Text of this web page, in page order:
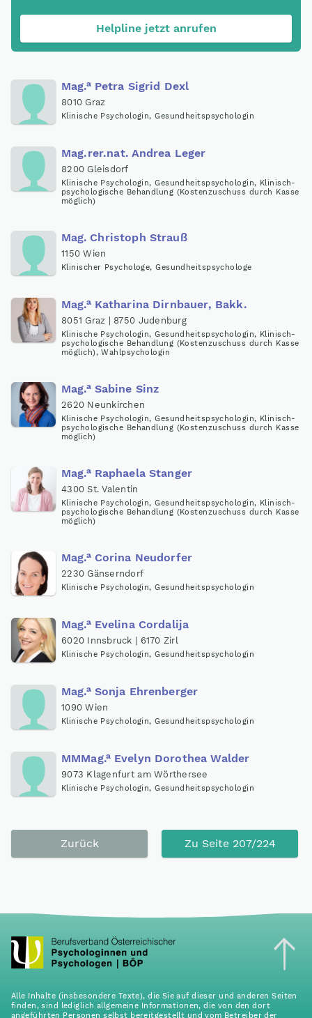
Helpline jetzt anrufen
Mag.aPetra Sigrid Dexl
8010 Graz
Klinische Psychologin, Gesundheitspsychologin
Mag.rer.nat.Andrea Leger
8200 Gleisdorf
Klinische Psychologin, Gesundheitspsychologin, Klinisch-
psychologische Behandlung (Kostenzuschuss durch Kasse
möglich)
Mag. Christoph Strauß
1150 Wien
Klinischer Psychologe, Gesundheitspsychologe
Mag.aKatharina Dirnbauer, Bakk.
8051 Graz | 8750 Judenburg
Klinische Psychologin, Gesundheitspsychologin, Klinisch-
psychologische Behandlung (Kostenzuschuss durch Kasse
möglich), Wahlpsychologin
Mag.aSabine Sinz
2620 Neunkirchen
Klinische Psychologin, Gesundheitspsychologin, Klinisch-
psychologische Behandlung (Kostenzuschuss durch Kasse
möglich)
Mag.aRaphaela Stanger
4300 St. Valentin
Klinische Psychologin, Gesundheitspsychologin, Klinisch-
psychologische Behandlung (Kostenzuschuss durch Kasse
möglich)
Mag.aCorina Neudorfer
2230 Gänserndorf
Klinische Psychologin, Gesundheitspsychologin
Mag.aEvelina Cordalija
6020 Innsbruck | 6170 Zirl
Klinische Psychologin, Gesundheitspsychologin
Mag.aSonja Ehrenberger
1090 Wien
Klinische Psychologin, Gesundheitspsychologin
MMMag.aEvelyn Dorothea Walder
9073 Klagenfurt am Wörthersee
Klinische Psychologin, Gesundheitspsychologin
Zurück Zu Seite 207/224
Alle Inhalte (insbesondere Texte), die Sie auf dieser und anderen Seiten
finden, sind lediglich allgemeine Informationen, die von den dort
angeführten Personen selbst bereitgestellt und vom Betreiber der